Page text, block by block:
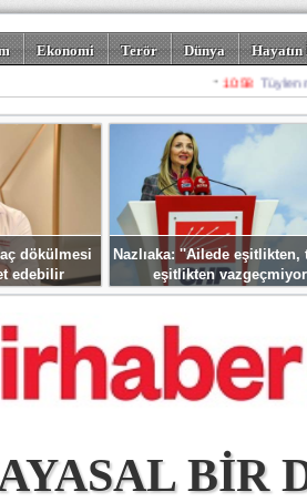
Ekonomi Terör Dünya
Misafir
dökülmesi
edebilir
Nazlıaka: ''Ailede eşitlikten,
eşitlikten
BİR